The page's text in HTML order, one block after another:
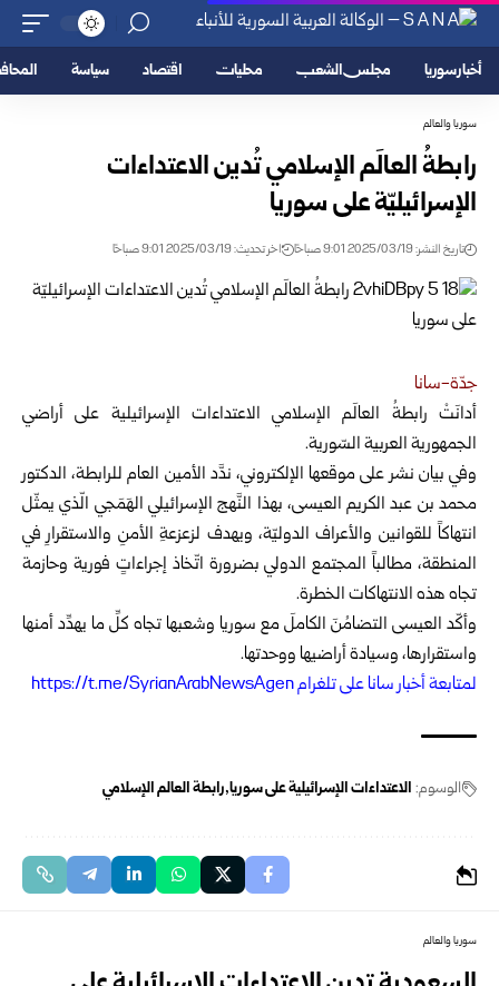
أخبار سوريا مجلس الشعب محليات اقتصاد سياسة
سوريا والعالم
رابطةُ العالَم الإسلامي تُدين الاعتداءات
الإسرائيليّة على سوريا
تاريخ النشر: 2025/03/19 9:01 صباحًا اخر تحديث: 2025/03/19 9:01 صباحًا
جدّة-سانا
أدانَتْ رابطةُ العالَم الإسلامي الاعتداءات الإسرائيلية على أراضي
الجمهورية العربية السّورية.
وفي بيان نشر على موقعها الإلكتروني، ندَّد الأمين العام للرابطة، الدكتور
محمد بن عبد الكريم العيسى، بهذا النَّهج الإسرائيلي الهَمَجي الّذي يمثّل
انتهاكاً للقوانين والأعراف الدوليّة، ويهدف لزعزعةِ الأمنِ والاستقرارِ في
المنطقة، مطالباً المجتمع الدولي بضرورة اتّخاذ إجراءاتٍ فورية وحازمة
تجاه هذه الانتهاكات الخطرة.
وأكّد العيسى التضامُنَ الكاملَ مع سوريا وشعبها تجاه كلِّ ما يهدِّد أمنها
واستقرارها، وسيادة أراضيها ووحدتها.
لمتابعة أخبار سانا على تلغرام https://t.me/SyrianArabNewsAgen
الوسوم: الاعتداءات الإسرائيلية على سوريا رابطة العالم الإسلامي
سوريا والعالم